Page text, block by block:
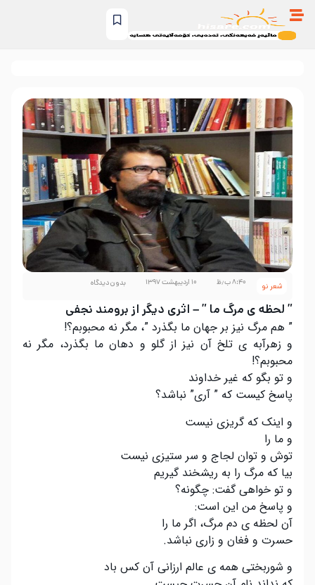
شعر نو ۸:۴۰ ب٫ظ ۱۰ اردیبهشت ۱۳۹۷ بدون دیدگاه
” لحظه ی مرگ ما ” – اثری دیگر از برومند نجفی
” هم مرگ نیز بر جهان ما بگذرد ”، مگر نه محبوبم؟!
و زهرآبه ی تلخ آن نیز از گلو و دهان ما بگذرد، مگر نه
محبوبم؟!
و تو بگو که غیر خداوند
پاسخ کیست که ” آری” نباشد؟
و اینک که گریزی نیست
و ما را
توش و توان لجاج و سر ستیزی نیست
بیا که مرگ را به ریشخند گیریم
و تو خواهی گفت: چگونه؟
و پاسخ من این است:
آن لحظه ی دم مرگ، اگر ما را
حسرت و فغان و زاری نباشد.
و شوربختی همه ی عالم ارزانی آن کس باد